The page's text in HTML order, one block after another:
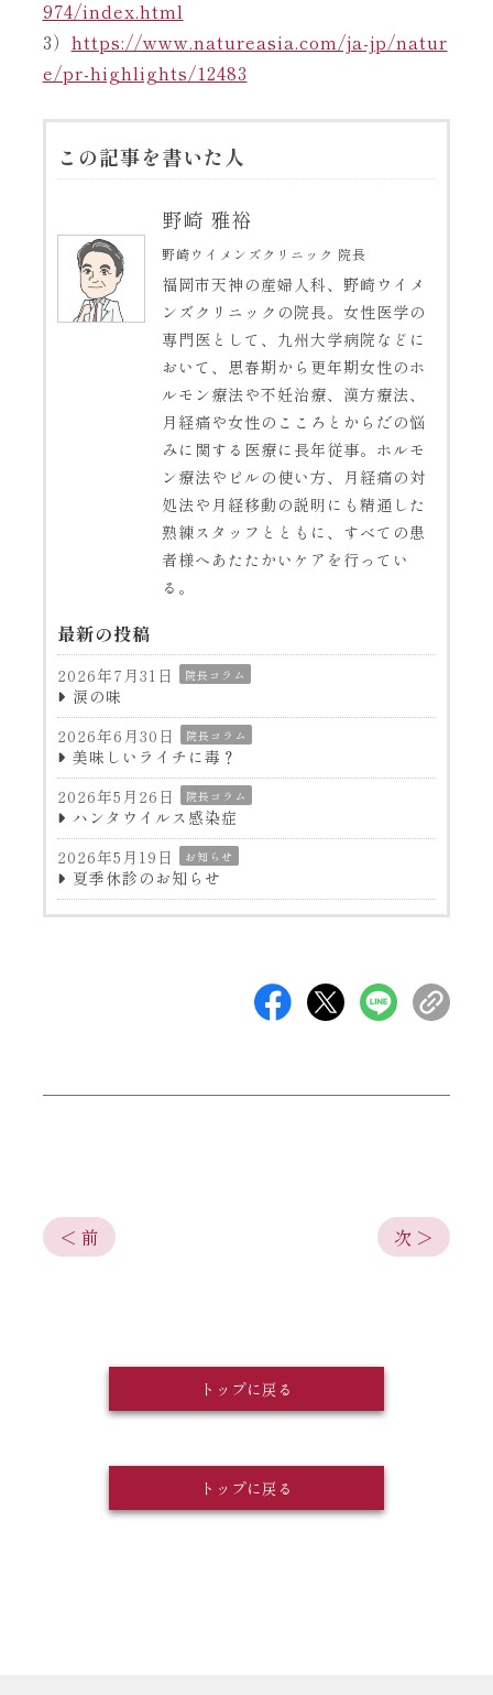
974/index.html
3） https://www.natureasia.com/ja-jp/natur
e/pr-highlights/12483
この記事を書いた人
野崎 雅裕
野崎ウイメンズクリニック 院長
福岡市天神の産婦人科、野崎ウイメ
ンズクリニックの院長。女性医学の
専門医として、九州大学病院などに
おいて、思春期から更年期女性のホ
ルモン療法や不妊治療、漢方療法、
月経痛や女性のこころとからだの悩
みに関する医療に長年従事。ホルモ
ン療法やピルの使い方、月経痛の対
処法や月経移動の説明にも精通した
熟練スタッフとともに、すべての患
者様へあたたかいケアを行ってい
る。
最新の投稿
2026年7月31日 院長コラム
涙の味
2026年6月30日
院長コラム
美味しいライチに毒？
2026年5月26日
院長コラム
ハンタウイルス感染症
2026年5月19日
お知らせ
夏季休診のお知らせ
＜ 前 次 ＞
トップに戻る
トップに戻る